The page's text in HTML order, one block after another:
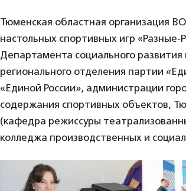
Тюменская областная организация
настольных спортивных игр
Департамента социального
регионального отделения партии
«Единой России», администрации
содержания спортивных объектов,
(кафедра режиссуры
колледжа производственных и